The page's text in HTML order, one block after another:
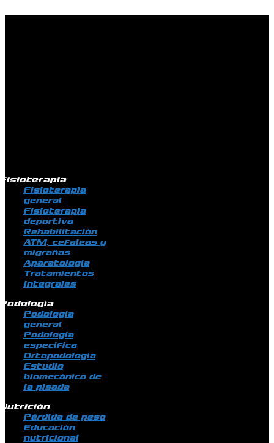
Fisioterapia
general
Fisioterapia
deportiva
Rehabilitación
ATM, cefaleas y
migrañas
Aparatología
Tratamientos
integrales
Podología
general
Podología
específica
Ortopodología
Estudio
biomecánico de
la pisada
Pérdida de peso
Educación
nutricional